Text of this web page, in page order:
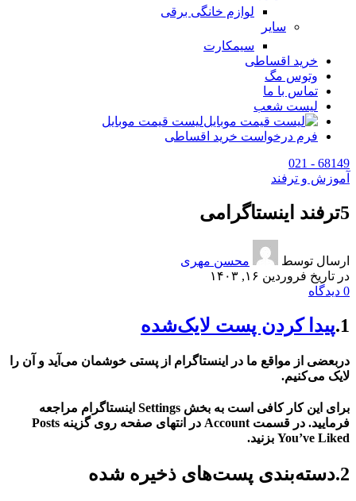
لوازم خانگی برقی
سایر
سیمکارت
خرید اقساطی
وتوس مگ
تماس با ما
لیست شعب
لیست قیمت موبایل
فرم درخواست خرید اقساطی
68149 - 021
آموزش و ترفند
5ترفند اینستاگرامی
ارسال توسط
محسن مهری
در تاریخ فروردین ۱۶, ۱۴۰۳
0 دیدگاه
1. پیدا کردن پست لایک‌شده
دربعضی از مواقع ما در اینستاگرام از پستی خوشمان می‌آید و آن را
لایک می‌کنیم.
برای این کار کافی است به بخش Settings اینستاگرام مراجعه
فرمایید. در قسمت Account در انتهای صفحه روی گزینه Posts
You’ve Liked بزنید.
2.دسته‌بندی پست‌های ذخیره شده